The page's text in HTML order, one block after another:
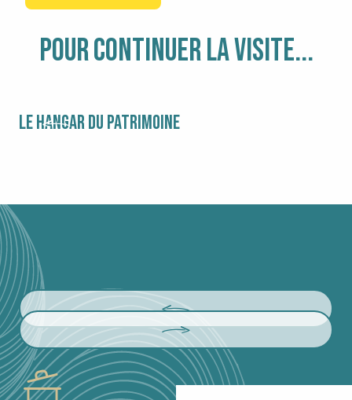
POUR CONTINUER LA VISITE...
LE HANGAR DU PATRIMOINE